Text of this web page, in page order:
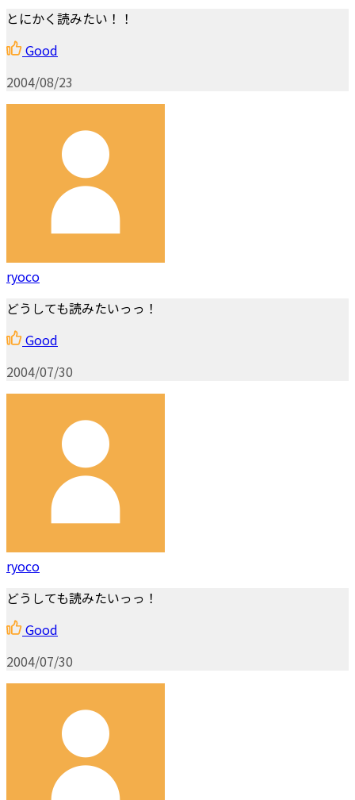
とにかく読みたい！！
Good
2004/08/23
ryoco
どうしても読みたいっっ！
Good
2004/07/30
ryoco
どうしても読みたいっっ！
Good
2004/07/30